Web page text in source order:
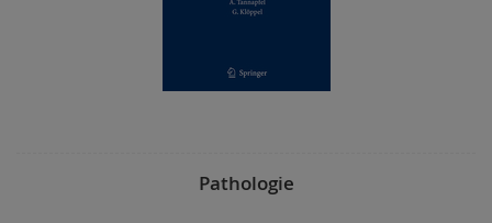
Pathologie